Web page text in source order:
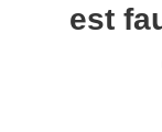
est